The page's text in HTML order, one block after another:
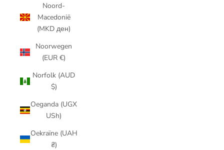
Noord-
Macedonië
(MKD ден)
Noorwegen
(EUR €)
Norfolk (AUD
$)
Oeganda (UGX
USh)
Oekraïne (UAH
₴)